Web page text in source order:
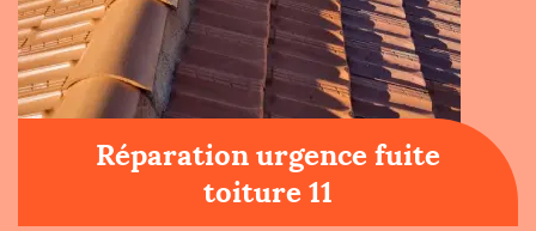
Réparation urgence fuite
toiture 11